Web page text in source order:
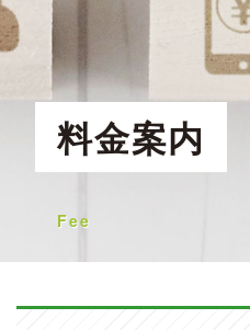
料金案内
Fee